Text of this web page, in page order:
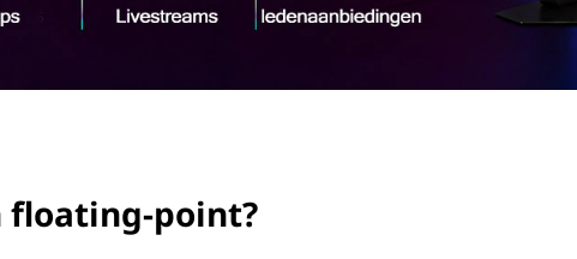
floating-point?